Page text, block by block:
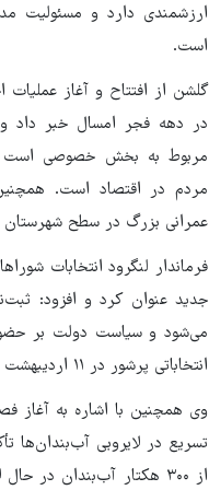
ارزشمندی دارد و مسئولیت
است.
در دهه فجر امسال خبر داد
مربوط به بخش خصوصی است
عمرانی بزرگ در سطح شهرستان
فرماندار لنگرود انتخابات
جدید عنوان کرد و افزود:
می‌شود و سیاست دولت بر
انتخاباتی پرشور در ۱۱ اردیبهشت برگزار شود.
وی همچنین با اشاره به آغاز
تسریع در لایروبی آب‌بندان‌ها